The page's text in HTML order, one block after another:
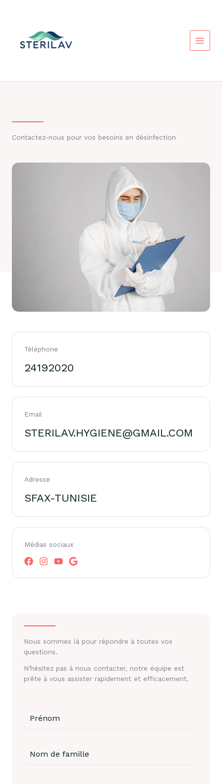
Contactez-nous pour vos besoins en désinfection
Téléphone
24192020
Email
STERILAV.HYGIENE@GMAIL.COM
Adresse
SFAX-TUNISIE
Médias sociaux
Nous sommes là pour répondre à toutes vos
questions.
N’hésitez pas à nous contacter, notre équipe est
prête à vous assister rapidement et efficacement.